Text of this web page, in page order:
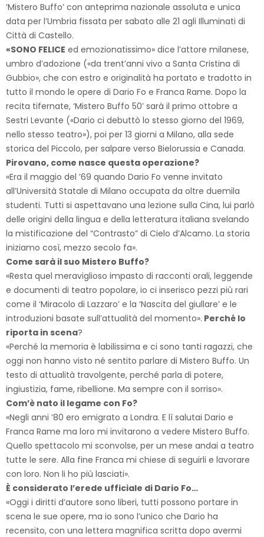
‘Mistero Buffo’ con anteprima nazionale assoluta e unica
data per l’Umbria fissata per sabato alle 21 agli Illuminati di
Città di Castello.
«SONO FELICE ed emozionatissimo» dice l’attore milanese,
umbro d’adozione («da trent’anni vivo a Santa Cristina di
Gubbio», che con estro e originalità ha portato e tradotto in
tutto il mondo le opere di Dario Fo e Franca Rame. Dopo la
recita tifernate, ‘Mistero Buffo 50’ sarà il primo ottobre a
Sestri Levante («Dario ci debuttò lo stesso giorno del 1969,
nello stesso teatro»), poi per 13 giorni a Milano, alla sede
storica del Piccolo, per salpare verso Bielorussia e Canada.
Pirovano, come nasce questa operazione?
«Era il maggio del ’69 quando Dario Fo venne invitato
all’Università Statale di Milano occupata da oltre duemila
studenti. Tutti si aspettavano una lezione sulla Cina, lui parlò
delle origini della lingua e della letteratura italiana svelando
la mistificazione del “Contrasto” di Cielo d’Alcamo. La storia
iniziamo così, mezzo secolo fa».
Come sarà il suo Mistero Buffo?
«Resta quel meraviglioso impasto di racconti orali, leggende
e documenti di teatro popolare, io ci inserisco pezzi più rari
come il ‘Miracolo di Lazzaro’ e la ‘Nascita del giullare’ e le
introduzioni basate sull’attualità del momento». Perché lo
riporta in scena?
«Perché la memoria è labilissima e ci sono tanti ragazzi, che
oggi non hanno visto né sentito parlare di Mistero Buffo. Un
testo di attualità travolgente, perché parla di potere,
ingiustizia, fame, ribellione. Ma sempre con il sorriso».
Com’è nato il legame con Fo?
«Negli anni ’80 ero emigrato a Londra. E lì salutai Dario e
Franca Rame ma loro mi invitarono a vedere Mistero Buffo.
Quello spettacolo mi sconvolse, per un mese andai a teatro
tutte le sere. Alla fine Franca mi chiese di seguirli e lavorare
con loro. Non li ho più lasciati».
È considerato l’erede ufficiale di Dario Fo…
«Oggi i diritti d’autore sono liberi, tutti possono portare in
scena le sue opere, ma io sono l’unico che Dario ha
recensito, con una lettera magnifica scritta dopo avermi